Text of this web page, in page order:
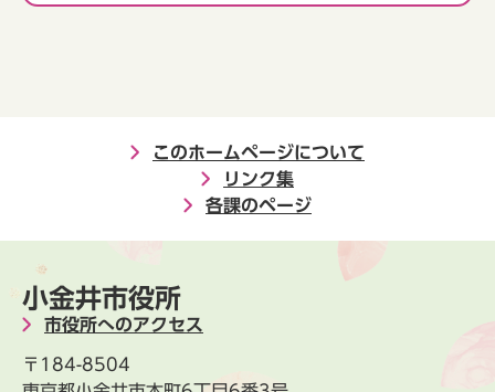
このホームページについて
リンク集
各課のページ
小金井市役所
市役所へのアクセス
〒184-8504